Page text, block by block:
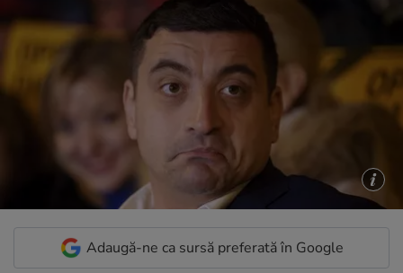
Adaugă-ne ca sursă preferată în Google